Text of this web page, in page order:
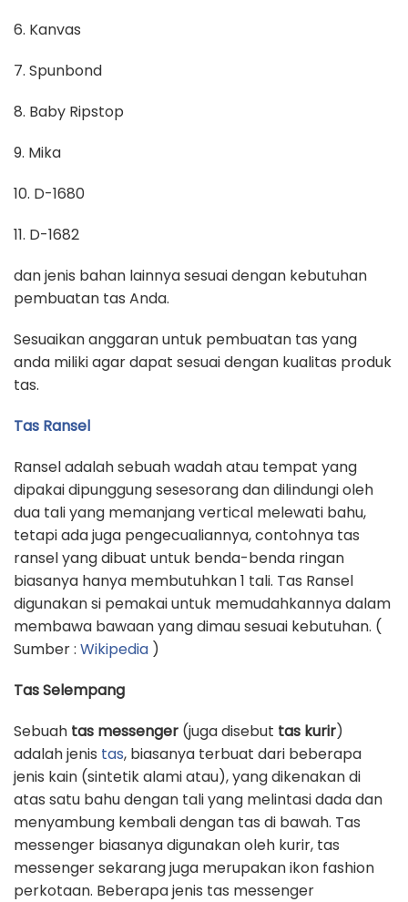
6. Kanvas
7. Spunbond
8. Baby Ripstop
9. Mika
10. D-1680
11. D-1682
dan jenis bahan lainnya sesuai dengan kebutuhan
pembuatan tas Anda.
Sesuaikan anggaran untuk pembuatan tas yang
anda miliki agar dapat sesuai dengan kualitas produk
tas.
Tas Ransel
Ransel adalah sebuah wadah atau tempat yang
dipakai dipunggung sesesorang dan dilindungi oleh
dua tali yang memanjang vertical melewati bahu,
tetapi ada juga pengecualiannya, contohnya tas
ransel yang dibuat untuk benda-benda ringan
biasanya hanya membutuhkan 1 tali. Tas Ransel
digunakan si pemakai untuk memudahkannya dalam
membawa bawaan yang dimau sesuai kebutuhan. (
Sumber : Wikipedia )
Tas Selempang
Sebuah tas messenger (juga disebut tas kurir)
adalah jenis tas, biasanya terbuat dari beberapa
jenis kain (sintetik alami atau), yang dikenakan di
atas satu bahu dengan tali yang melintasi dada dan
menyambung kembali dengan tas di bawah. Tas
messenger biasanya digunakan oleh kurir, tas
messenger sekarang juga merupakan ikon fashion
perkotaan. Beberapa jenis tas messenger